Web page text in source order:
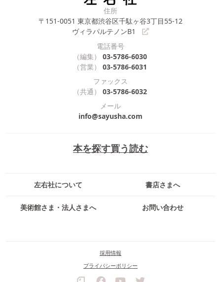
本を探す買う読む
左右社について 書店さまへ
美術館さま・法人さまへ お問い合わせ
採用情報
プライバシーポリシー
住所
〒151-0051 東京都渋谷区千駄ヶ谷3丁目55-12
ヴィラパルテノンB1
電話番号
（編集）
03-5786-6030
（営業）
03-5786-6031
ファックス
（共通）
03-5786-6032
メール
info@sayusha.com